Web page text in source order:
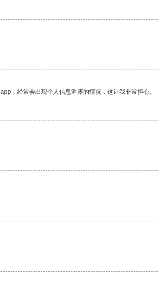
，经常会出现个人信息泄露的情况，这让我非常担心。